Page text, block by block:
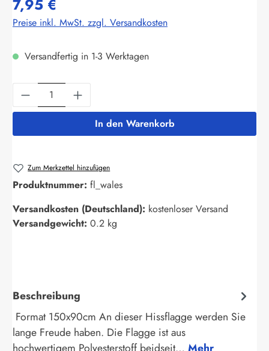
7,95 €
Preise inkl. MwSt. zzgl. Versandkosten
Versandfertig in 1-3 Werktagen
Produkt Anzahl: Gib den gewünschten
In den Warenkorb
Zum Merkzettel hinzufügen
Produktnummer: fl_wales
Versandkosten (Deutschland): kostenloser Versand
Versandgewicht: 0.2 kg
Beschreibung
Format 150x90cm An dieser Hissflagge werden Sie
lange Freude haben. Die Flagge ist aus